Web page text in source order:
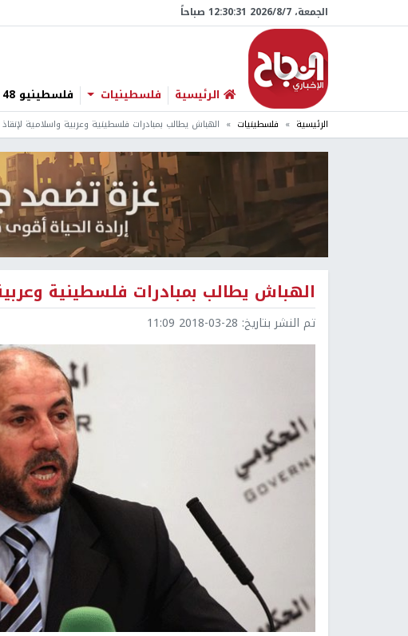
الجمعة، 7/‏8/‏2026 12:30:32 صباحاً
الرئيسية فلسطينيات فلسطينيو 48
الرئيسية فلسطينيات الهباش يطالب بمبادرات فلسطينية وعربية واسلامية
الهباش يطالب بمبادرات فلسطينية
تم النشر بتاريخ: 2018-03-28 11:09